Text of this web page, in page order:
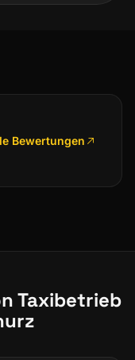
Bewertungen
Taxibetrieb